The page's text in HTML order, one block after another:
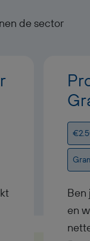
de sector
Ben
en